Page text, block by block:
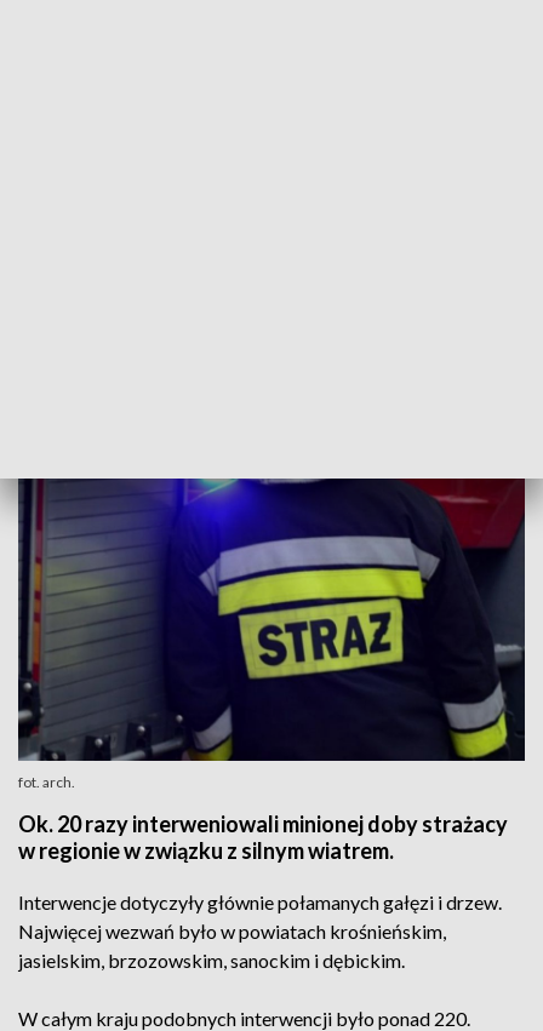
fot. arch.
Ok. 20 razy interweniowali minionej doby strażacy
w regionie w związku z silnym wiatrem.
Interwencje dotyczyły głównie połamanych gałęzi i drzew.
Najwięcej wezwań było w powiatach krośnieńskim,
jasielskim, brzozowskim, sanockim i dębickim.
W całym kraju podobnych interwencji było ponad 220.